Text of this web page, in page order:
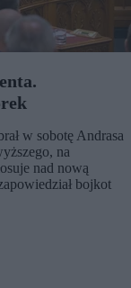
w sobotę Andrasa
na
nad nową
bojkot